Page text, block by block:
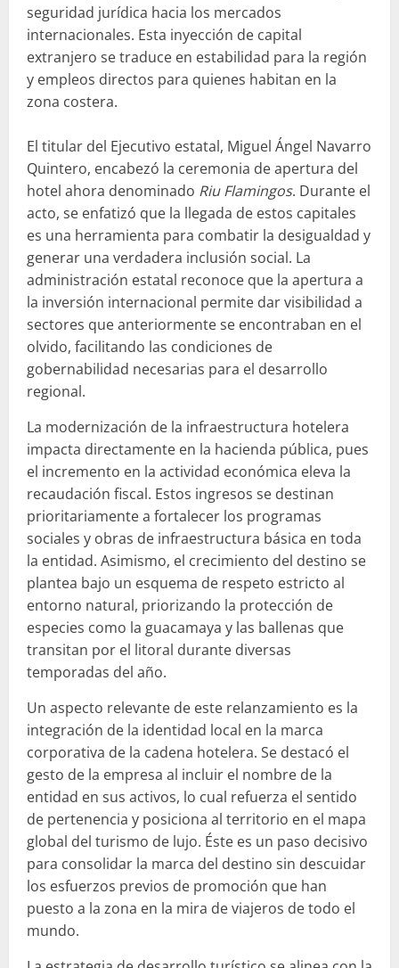
seguridad jurídica hacia los mercados
internacionales. Esta inyección de capital
extranjero se traduce en estabilidad para la región
y empleos directos para quienes habitan en la
zona costera.
El titular del Ejecutivo estatal, Miguel Ángel Navarro
Quintero, encabezó la ceremonia de apertura del
hotel ahora denominado Riu Flamingos. Durante el
acto, se enfatizó que la llegada de estos capitales
es una herramienta para combatir la desigualdad y
generar una verdadera inclusión social. La
administración estatal reconoce que la apertura a
la inversión internacional permite dar visibilidad a
sectores que anteriormente se encontraban en el
olvido, facilitando las condiciones de
gobernabilidad necesarias para el desarrollo
regional.
La modernización de la infraestructura hotelera
impacta directamente en la hacienda pública, pues
el incremento en la actividad económica eleva la
recaudación fiscal. Estos ingresos se destinan
prioritariamente a fortalecer los programas
sociales y obras de infraestructura básica en toda
la entidad. Asimismo, el crecimiento del destino se
plantea bajo un esquema de respeto estricto al
entorno natural, priorizando la protección de
especies como la guacamaya y las ballenas que
transitan por el litoral durante diversas
temporadas del año.
Un aspecto relevante de este relanzamiento es la
integración de la identidad local en la marca
corporativa de la cadena hotelera. Se destacó el
gesto de la empresa al incluir el nombre de la
entidad en sus activos, lo cual refuerza el sentido
de pertenencia y posiciona al territorio en el mapa
global del turismo de lujo. Éste es un paso decisivo
para consolidar la marca del destino sin descuidar
los esfuerzos previos de promoción que han
puesto a la zona en la mira de viajeros de todo el
mundo.